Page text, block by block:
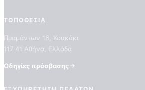
ΤΟΠΟΘΕΣΊΑ
Πραμάντων 16, Κουκάκι
117 41 Αθήνα, Ελλάδα
Οδηγίες πρόσβασης